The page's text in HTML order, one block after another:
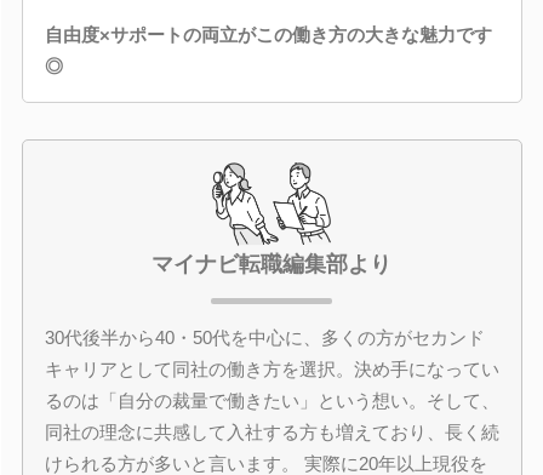
自由度×サポートの両立がこの働き方の大きな魅力です
◎
マイナビ転職編集部より
30代後半から40・50代を中心に、多くの方がセカンド
キャリアとして同社の働き方を選択。決め手になってい
るのは「自分の裁量で働きたい」という想い。そして、
同社の理念に共感して入社する方も増えており、長く続
けられる方が多いと言います。 実際に20年以上現役を